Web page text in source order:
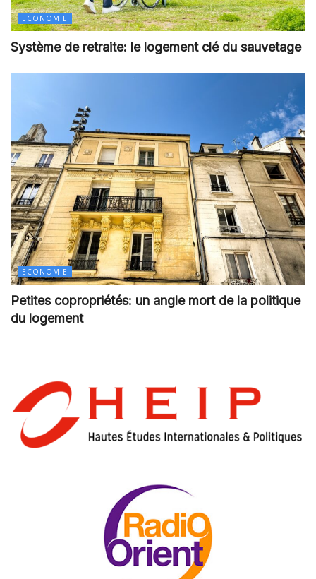
ECONOMIE
Système de retraite: le logement clé du sauvetage
ECONOMIE
Petites copropriétés: un angle mort de la politique
du logement